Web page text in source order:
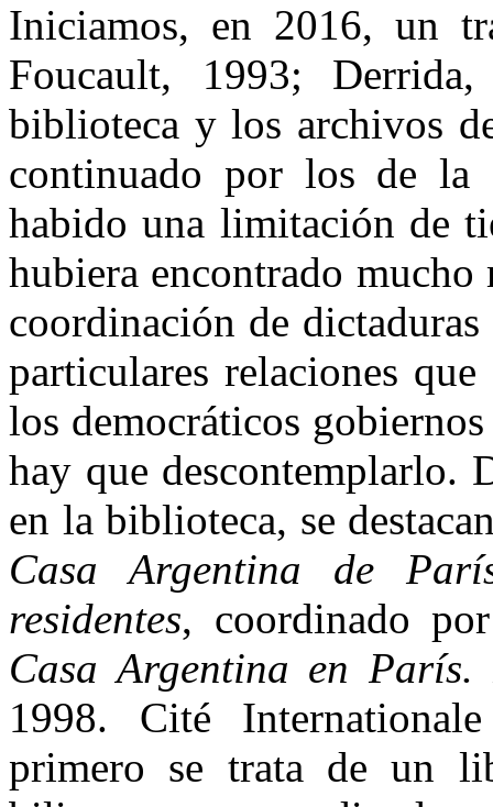
Iniciamos, en 2016, un
Foucault, 1993;
biblioteca y los archivos
continuado por los de la
habido una limitación de
hubiera encontrado mucho
coordinación de
particulares relaciones
los democráticos
hay que descontemplarlo.
en la biblioteca, se
Casa Argentina de
residentes, coordinado
Casa Argentina en
1998. Cité
primero se trata de un